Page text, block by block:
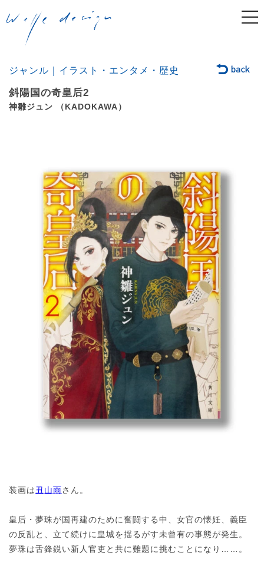
ジャンル｜イラスト・エンタメ・歴史
斜陽国の奇皇后2
神雛ジュン （KADOKAWA）
装画は丑山雨さん。
皇后・夢珠が国再建のために奮闘する中、女官の懐妊、義臣
の反乱と、立て続けに皇城を揺るがす未曾有の事態が発生。
夢珠は舌鋒鋭い新人官吏と共に難題に挑むことになり……。